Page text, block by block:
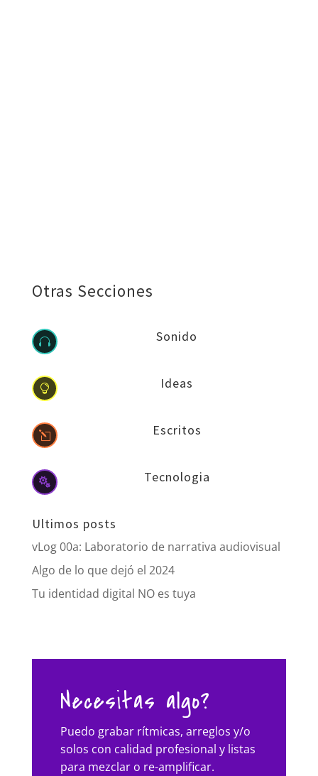
Otras Secciones
 Sonido
 Ideas
l Escritos
 Tecnologia
Ultimos posts
vLog 00a: Laboratorio de narrativa audiovisual
Algo de lo que dejó el 2024
Tu identidad digital NO es tuya
Necesitas algo?
Puedo grabar rítmicas, arreglos y/o
solos con calidad profesional y listas
para mezclar o re-amplificar.